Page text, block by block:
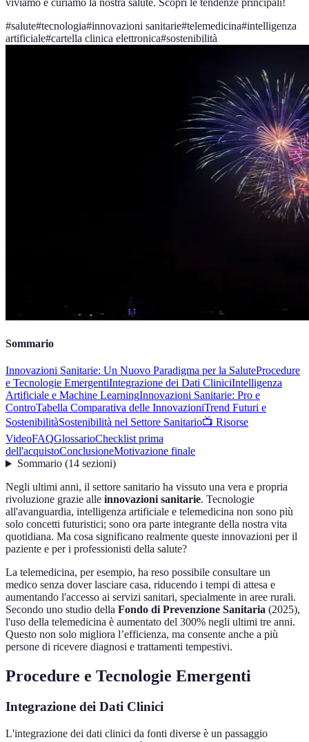
#salute#tecnologia#innovazioni sanitarie#telemedicina#intelligenza
artificiale#cartella clinica elettronica#sostenibilità
Sommario
Innovazioni Sanitarie: Un Nuovo Paradigma per la SaluteProcedure
e Tecnologie EmergentiIntegrazione dei Dati CliniciIntelligenza
Artificiale e Machine LearningInnovazioni Sanitarie: Pro e
ControTabella Comparativa delle InnovazioniTrend Futuri e
SostenibilitàSostenibilità nel Settore Sanitario📺 Risorse
VideoFAQGlossarioChecklist prima
dell'acquistoConclusioneMotivazione finale
Sommario(14 sezioni)
Negli ultimi anni, il settore sanitario ha vissuto una vera e propria
rivoluzione grazie alle innovazioni sanitarie. Tecnologie
all'avanguardia, intelligenza artificiale e telemedicina non sono più
solo concetti futuristici; sono ora parte integrante della nostra vita
quotidiana. Ma cosa significano realmente queste innovazioni per il
paziente e per i professionisti della salute?
La telemedicina, per esempio, ha reso possibile consultare un
medico senza dover lasciare casa, riducendo i tempi di attesa e
aumentando l'accesso ai servizi sanitari, specialmente in aree rurali.
Secondo uno studio della Fondo di Prevenzione Sanitaria (2025),
l'uso della telemedicina è aumentato del 300% negli ultimi tre anni.
Questo non solo migliora l’efficienza, ma consente anche a più
persone di ricevere diagnosi e trattamenti tempestivi.
Procedure e Tecnologie Emergenti
Integrazione dei Dati Clinici
L'integrazione dei dati clinici da fonti diverse è un passaggio